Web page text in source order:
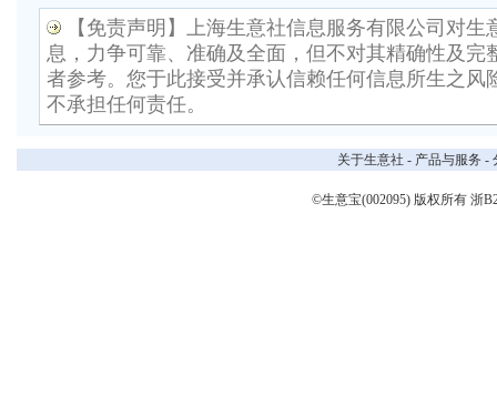
【免责声明】上海生意社信息服务有限公司对生
息，力争可靠、准确及全面，但不对其精确性及完
者参考。您于此接受并承认信赖任何信息所生之风
不承担任何责任。
关于生意社 - 产品与服务 -
©生意宝(002095) 版权所有 浙